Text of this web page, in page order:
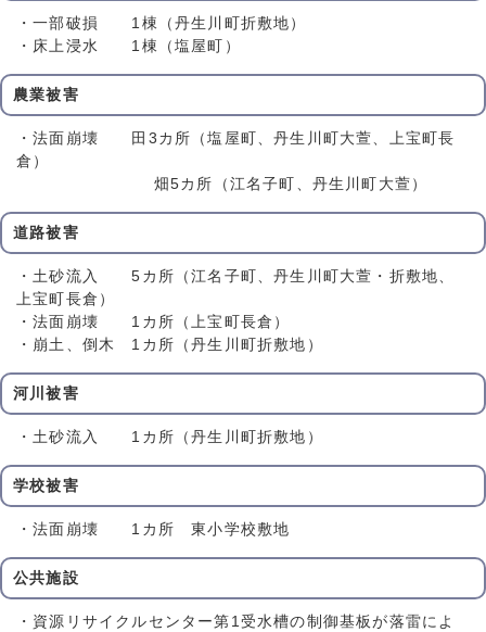
・一部破損 1棟（丹生川町折敷地）
・床上浸水 1棟（塩屋町）
農業被害
・法面崩壊 田3カ所（塩屋町、丹生川町大萱、上宝町長
倉）
畑5カ所（江名子町、丹生川町大萱）
道路被害
・土砂流入 5カ所（江名子町、丹生川町大萱・折敷地、
上宝町長倉）
・法面崩壊 1カ所（上宝町長倉）
・崩土、倒木 1カ所（丹生川町折敷地）
河川被害
・土砂流入 1カ所（丹生川町折敷地）
学校被害
・法面崩壊 1カ所 東小学校敷地
公共施設
・資源リサイクルセンター第1受水槽の制御基板が落雷によ